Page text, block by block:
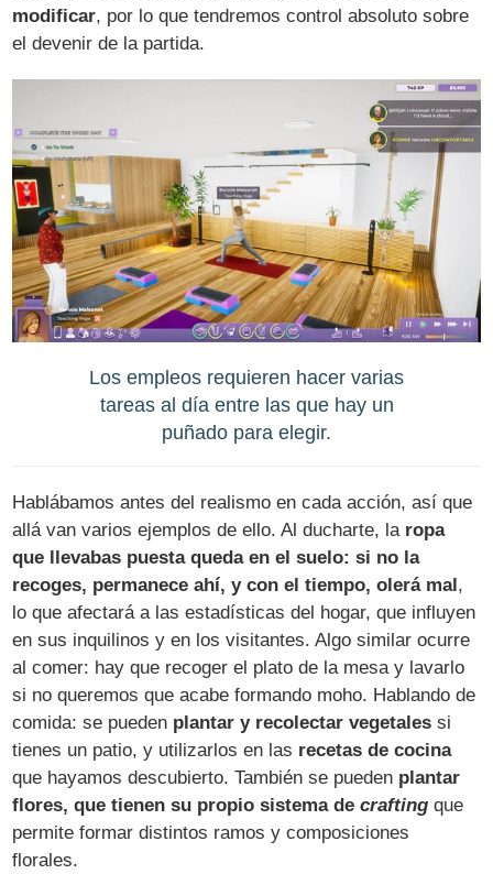
modificar, por lo que tendremos control absoluto sobre
el devenir de la partida.
Los empleos requieren hacer varias
tareas al día entre las que hay un
puñado para elegir.
Hablábamos antes del realismo en cada acción, así que
allá van varios ejemplos de ello. Al ducharte, la ropa
que llevabas puesta queda en el suelo: si no la
recoges, permanece ahí, y con el tiempo, olerá mal ,
lo que afectará a las estadísticas del hogar, que influyen
en sus inquilinos y en los visitantes. Algo similar ocurre
al comer: hay que recoger el plato de la mesa y lavarlo
si no queremos que acabe formando moho. Hablando de
comida: se pueden plantar y recolectar vegetales si
tienes un patio, y utilizarlos en las recetas de cocina
que hayamos descubierto. También se pueden plantar
flores, que tienen su propio sistema decrafting que
permite formar distintos ramos y composiciones
florales.